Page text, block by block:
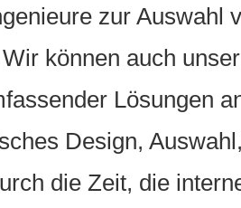
zur Auswahl
können auch
Lösungen
Design,
die Zeit, die